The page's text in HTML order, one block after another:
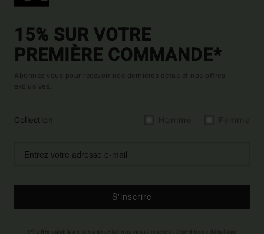
15% SUR VOTRE
PREMIÈRE COMMANDE*
Abonnez-vous pour recevoir nos dernières actus et nos offres
exclusives.
Collection
S'inscrire